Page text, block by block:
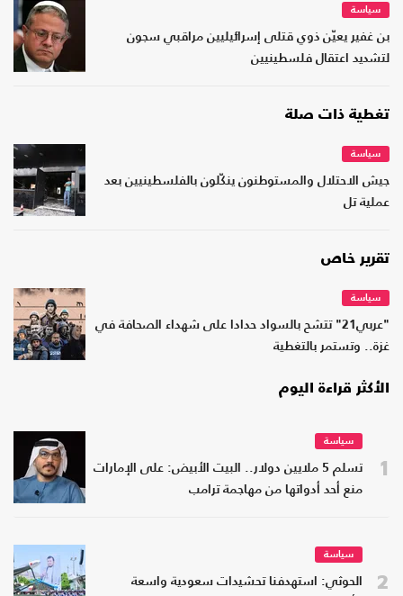
سياسة
بن غفير يعيّن ذوي قتلى إسرائيليين مراقبي سجون
لتشديد اعتقال فلسطينيين
تغطية ذات صلة
سياسة
جيش الاحتلال والمستوطنون ينكّلون بالفلسطينيين بعد
عملية تل
تقرير خاص
سياسة
"عربي21" تتشح بالسواد حدادا على شهداء الصحافة في
غزة.. وتستمر بالتغطية
الأكثر قراءة اليوم
1
سياسة
تسلم 5 ملايين دولار.. البيت الأبيض: على الإمارات
منع أحد أدواتها من مهاجمة ترامب
2
سياسة
الحوثي: استهدفنا تحشيدات سعودية واسعة